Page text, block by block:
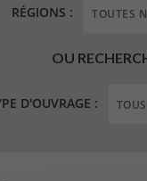
RÉGIONS :
OU
D'OUVRAGE :